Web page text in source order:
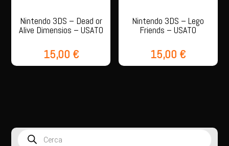
Nintendo 3DS – Dead or
Alive Dimensios – USATO
15,00 €
Nintendo 3DS – Lego
Friends – USATO
15,00 €
search